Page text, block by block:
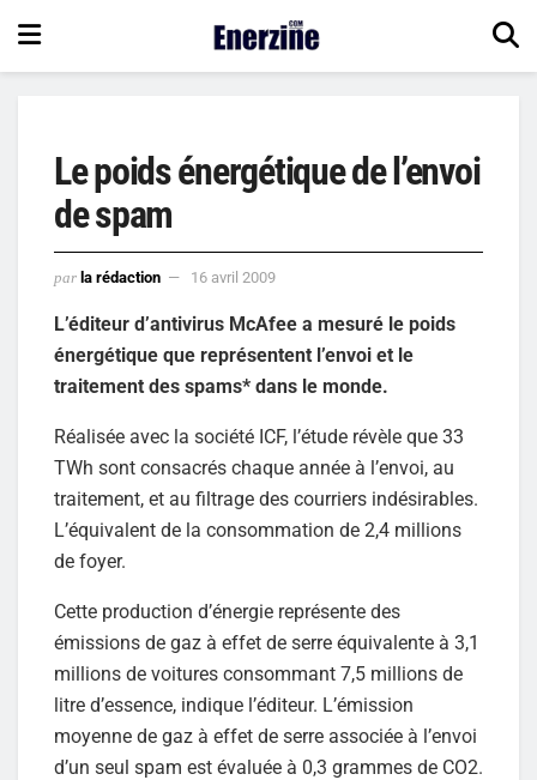
Le poids énergétique de l’envoi
de spam
par la rédaction 16 avril 2009
L’éditeur d’antivirus McAfee a mesuré le poids
énergétique que représentent l’envoi et le
traitement des spams* dans le monde.
Réalisée avec la société ICF, l’étude révèle que 33
TWh sont consacrés chaque année à l’envoi, au
traitement, et au filtrage des courriers indésirables.
L’équivalent de la consommation de 2,4 millions
de foyer.
Cette production d’énergie représente des
émissions de gaz à effet de serre équivalente à 3,1
millions de voitures consommant 7,5 millions de
litre d’essence, indique l’éditeur. L’émission
moyenne de gaz à effet de serre associée à l’envoi
d’un seul spam est évaluée à 0,3 grammes de CO2.